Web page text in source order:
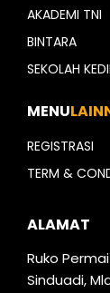
AKADEMI TNI
BINTARA
SEKOLAH
MENU
REGISTRASI
TERM &
ALAMAT
Ruko
Sinduadi,